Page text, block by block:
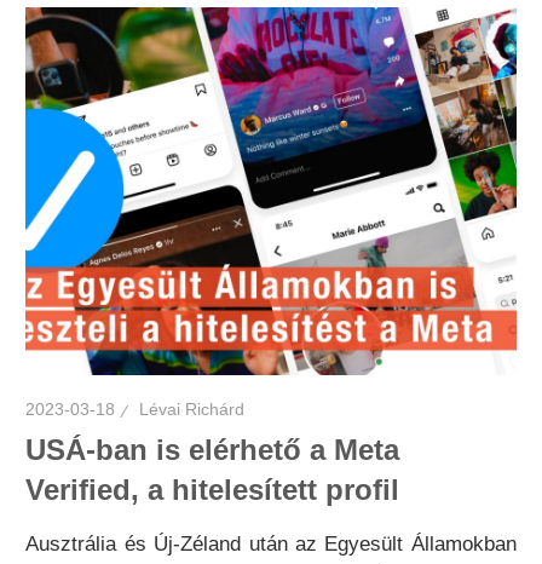
2023-03-18 Lévai Richárd
USÁ-ban is elérhető a Meta
Verified, a hitelesített profil
Ausztrália és Új-Zéland után az Egyesült Államokban